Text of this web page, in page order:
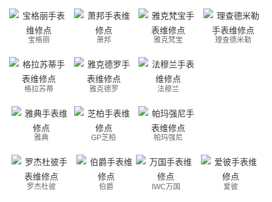
宝格丽 萧邦 雅克梵宝 理查德米勒
格拉苏蒂 雅克德罗 法穆兰
雅典 GP芝柏 帕玛强尼
罗杰杜彼 伯爵 IWC万国 爱彼